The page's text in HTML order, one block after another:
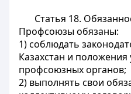
Статья 18.
Профсоюзы обязаны:
1) соблюдать
Казахстан и
профсоюзных органов;
2) выполнять свои